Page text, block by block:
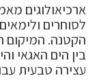
ארכיאולוגים
לסוחרים
הקטנה. המיקום
בין הים האגאי
עצירה טבעית